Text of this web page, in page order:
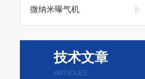
微纳米曝气机
技术文章
ARTICLES